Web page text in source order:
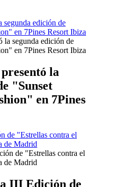
segunda edición de
en 7Pines Resort Ibiza
la
"Sunset
en 7Pines
de "Estrellas contra el
de Madrid
III Edición de